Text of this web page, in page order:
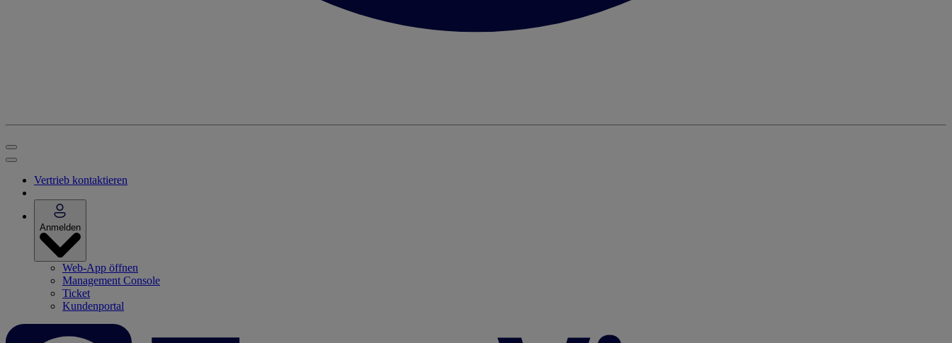
Vertrieb kontaktieren
Anmelden
Web-App öffnen
Management Console
Ticket
Kundenportal